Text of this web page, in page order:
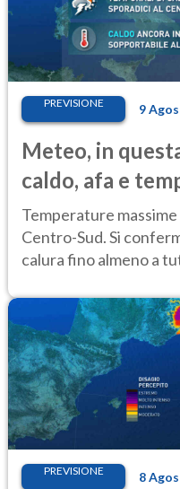
PREVISIONE 9
Meteo, in
caldo, afa e
Temperature
Centro-Sud. Si
calura fino almeno a
PREVISIONE 8